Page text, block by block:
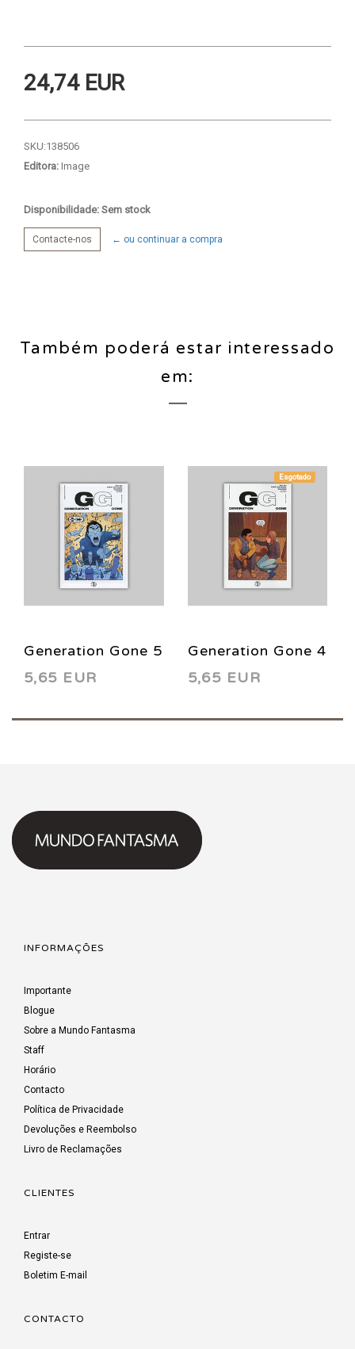
24,74 EUR
SKU:138506
Editora: Image
Disponibilidade: Sem stock
Contacte-nos ← ou continuar a compra
Também poderá estar interessado
em:
Generation Gone 5
2017
5,65 EUR
Esgotado
Generation Gone 4
2017
5,65 EUR
INFORMAÇÕES
Importante
Blogue
Sobre a Mundo Fantasma
Staff
Horário
Contacto
Política de Privacidade
Devoluções e Reembolso
Livro de Reclamações
CLIENTES
Entrar
Registe-se
Boletim E-mail
CONTACTO